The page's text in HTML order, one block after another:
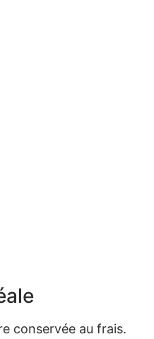
conservée au frais.